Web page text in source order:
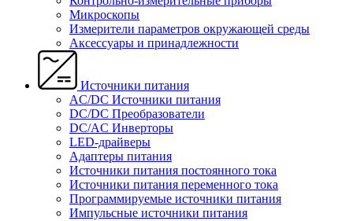
Микроскопы
Измерители параметров окружающей среды
Аксессуары и принадлежности
Источники питания
AC/DC Источники питания
DC/DC Преобразователи
DC/AC Инверторы
LED-драйверы
Адаптеры питания
Источники питания постоянного тока
Источники питания переменного тока
Программируемые источники питания
Импульсные источники питания